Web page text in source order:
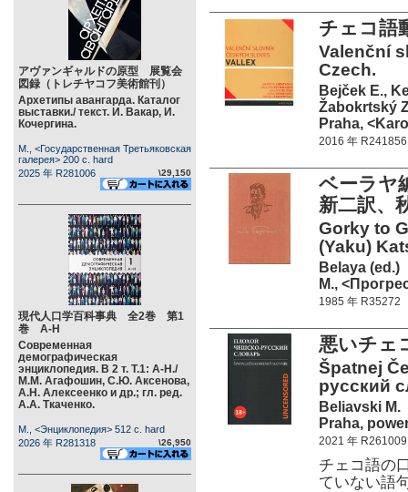
アヴァンギャルドの原型 展覧会
図録（トレチヤコフ美術館刊）
Архетипы авангарда. Каталог
выставки./ текст. И. Вакар, И.
Кочергина.
М., <Государственная Третьяковская
галерея> 200 c. hard
2025 年 R281006
\29,150
現代人口学百科事典 全2巻 第1
巻 А-Н
Современная
демографическая
энциклопедия. В 2 т. Т.1: А-Н./
М.М. Агафошин, С.Ю. Аксенова,
А.Н. Алексеенко и др.; гл. ред.
А.А. Ткаченко.
М., <Энциклопедия> 512 c. hard
2026 年 R281318
\26,950
チェコ語
Valenční
Czech.
Bejček E.,
Žabokrtský
Praha,
2016 年 R241856
ベーラ
新二訳
Gorky to
(Yaku)
Belaya (ed.)
М.,
1985 年 R35272
悪いチ
Špatnej
русский
Beliavski M.
Praha,
2021 年 R261009
チェコ語の
ていない語